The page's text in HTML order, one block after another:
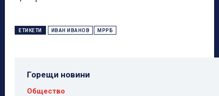
ЕТИКЕТИ ИВАН ИВАНОВ МРРБ
Горещи новини
Общество